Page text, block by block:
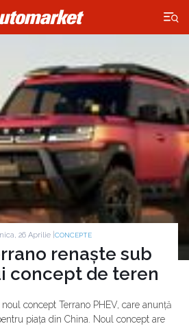
×
26 Aprilie | CONCEPTE
renaște sub
concept de teren
concept Terrano PHEV, care anunță
piața din China. Noul concept are